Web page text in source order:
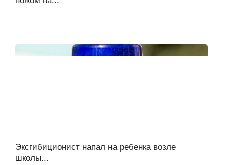
Эксгибиционист напал на ребенка возле
школы...